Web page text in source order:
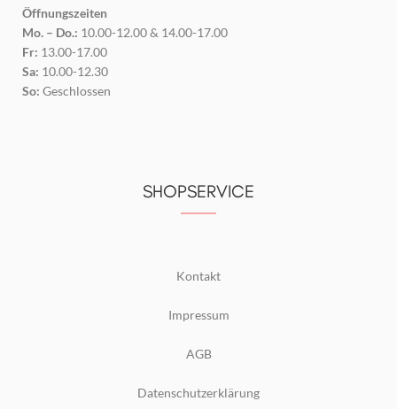
Öffnungszeiten
Mo. – Do.: 10.00-12.00 & 14.00-17.00
Fr: 13.00-17.00
Sa: 10.00-12.30
So: Geschlossen
SHOPSERVICE
Kontakt
Impressum
AGB
Datenschutzerklärung